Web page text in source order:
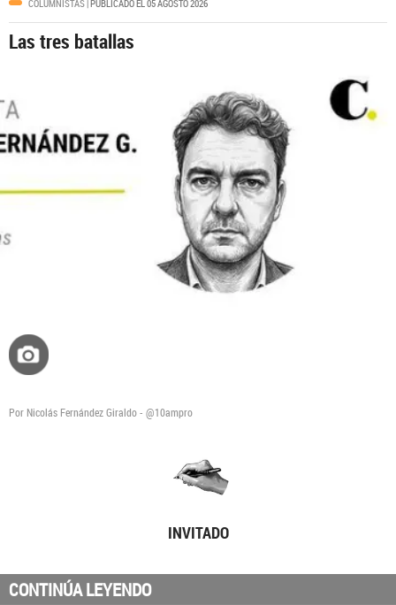
COLUMNISTAS| PUBLICADO EL 05 AGOSTO 2026
Las tres batallas
Por Nicolás Fernández Giraldo - @10ampro
INVITADO
CONTINÚA LEYENDO